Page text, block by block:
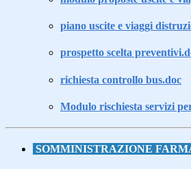
piano uscite e viaggi
prospetto scelta
richiesta controllo bus.doc
Modulo rischiesta servizi
SOMMINISTRAZIONE